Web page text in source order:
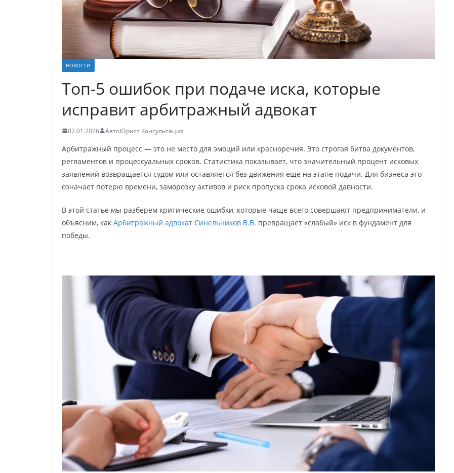
НОВОСТИ
Топ-5 ошибок при подаче иска, которые
исправит арбитражный адвокат
02.01.2026 АвтоЮрист Консультация
Арбитражный процесс — это не место для эмоций или красноречия. Это строгая битва документов,
регламентов и процессуальных сроков. Статистика показывает, что значительный процент исковых
заявлений возвращается судом или оставляется без движения еще на этапе подачи. Для бизнеса это
означает потерю времени, заморозку активов и риск пропуска срока исковой давности.
В этой статье мы разберем критические ошибки, которые чаще всего совершают предприниматели, и
объясним, как Арбитражный адвокат Синельников В.В. превращает «слабый» иск в фундамент для
победы.